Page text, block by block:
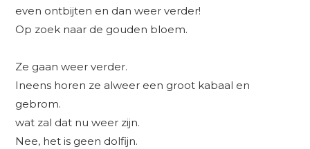
even ontbijten en dan weer verder!
Op zoek naar de gouden bloem.
Ze gaan weer verder.
Ineens horen ze alweer een groot kabaal en
gebrom.
wat zal dat nu weer zijn.
Nee, het is geen dolfijn.